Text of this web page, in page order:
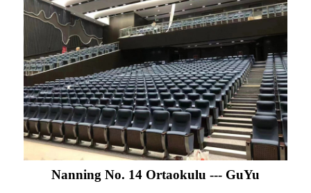
Nanning No. 14 Ortaokulu --- GuYu